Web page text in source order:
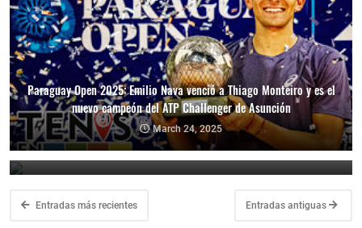
Paraguay Open 2025: Emilio Nava venció a Thiago Monteiro y es el
nuevo campeón del ATP Challenger de Asunción
March 24, 2025
Paraguay Open 2025: Thiago Monteiro vs. Emilio Nava por el título
en el ATP Challenger de Asunción
March 23, 2025
Entradas más recientes Entradas antiguas